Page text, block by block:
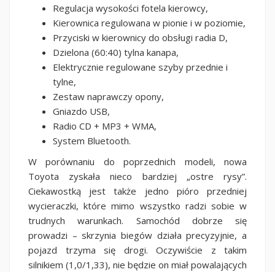
Regulacja wysokości fotela kierowcy,
Kierownica regulowana w pionie i w poziomie,
Przyciski w kierownicy do obsługi radia D,
Dzielona (60:40) tylna kanapa,
Elektrycznie regulowane szyby przednie i
tylne,
Zestaw naprawczy opony,
Gniazdo USB,
Radio CD + MP3 + WMA,
System Bluetooth.
W porównaniu do poprzednich modeli, nowa
Toyota zyskała nieco bardziej „ostre rysy”.
Ciekawostką jest także jedno pióro przedniej
wycieraczki, które mimo wszystko radzi sobie w
trudnych warunkach. Samochód dobrze się
prowadzi – skrzynia biegów działa precyzyjnie, a
pojazd trzyma się drogi. Oczywiście z takim
silnikiem (1,0/1,33), nie będzie on miał powalających